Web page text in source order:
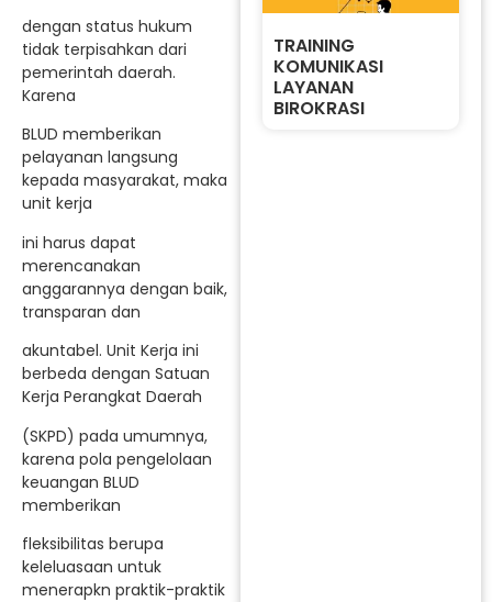
dengan status hukum
tidak terpisahkan dari
pemerintah daerah.
Karena
BLUD memberikan
pelayanan langsung
kepada masyarakat, maka
unit kerja
ini harus dapat
merencanakan
anggarannya dengan baik,
transparan dan
akuntabel. Unit Kerja ini
berbeda dengan Satuan
Kerja Perangkat Daerah
(SKPD) pada umumnya,
karena pola pengelolaan
keuangan BLUD
memberikan
fleksibilitas berupa
keleluasaan untuk
menerapkn praktik-praktik
TRAINING
KOMUNIKASI
LAYANAN
BIROKRASI